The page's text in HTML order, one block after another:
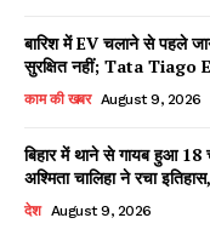
Facebook
X
Read
बारिश में EV चलाने से पहले
सुरक्षित नहीं; Tata Tiago
काम की खबर August 9, 2026
बिहार में थाने से गायब हुआ
अश्मिता चालिहा ने रचा
देश August 9, 2026